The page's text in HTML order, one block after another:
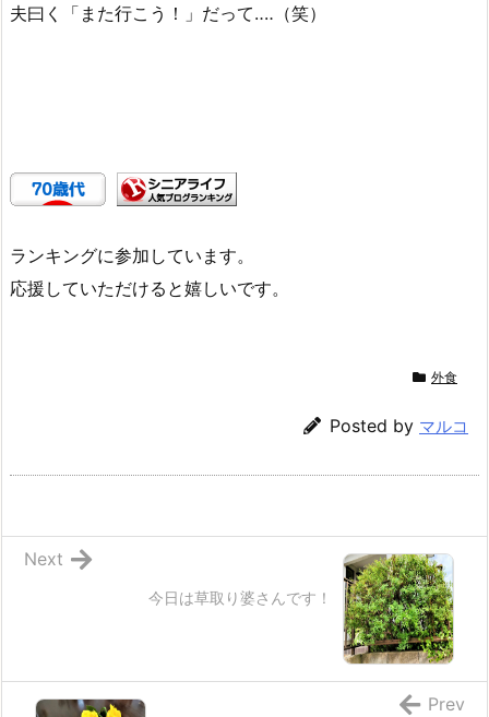
夫曰く「また行こう！」だって‥‥（笑）
ランキングに参加しています。
応援していただけると嬉しいです。
外食
Posted by マルコ
今日は草取り婆さんです！
Next
Prev